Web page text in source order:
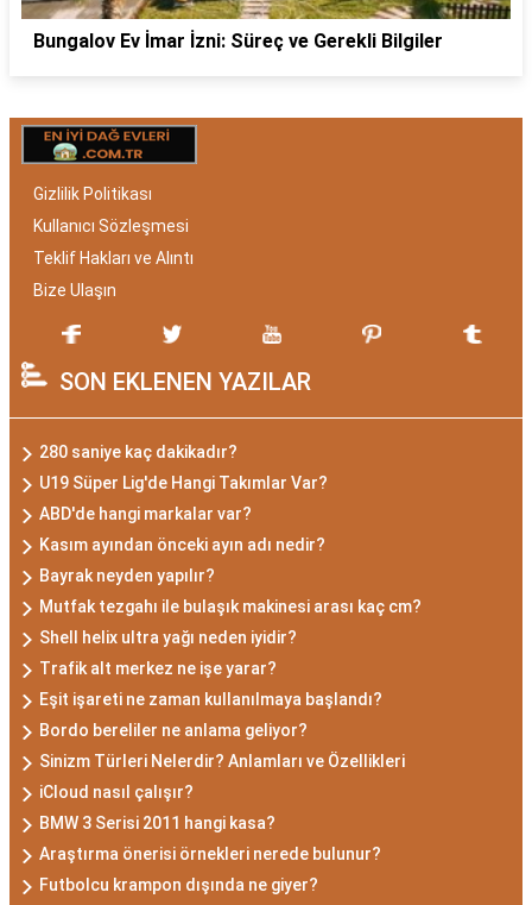
Bungalov Ev İmar İzni: Süreç ve Gerekli Bilgiler
Gizlilik Politikası
Kullanıcı Sözleşmesi
Teklif Hakları ve Alıntı
Bize Ulaşın
SON EKLENEN YAZILAR
280 saniye kaç dakikadır?
U19 Süper Lig'de Hangi Takımlar Var?
ABD'de hangi markalar var?
Kasım ayından önceki ayın adı nedir?
Bayrak neyden yapılır?
Mutfak tezgahı ile bulaşık makinesi arası kaç cm?
Shell helix ultra yağı neden iyidir?
Trafik alt merkez ne işe yarar?
Eşit işareti ne zaman kullanılmaya başlandı?
Bordo bereliler ne anlama geliyor?
Sinizm Türleri Nelerdir? Anlamları ve Özellikleri
iCloud nasıl çalışır?
BMW 3 Serisi 2011 hangi kasa?
Araştırma önerisi örnekleri nerede bulunur?
Futbolcu krampon dışında ne giyer?